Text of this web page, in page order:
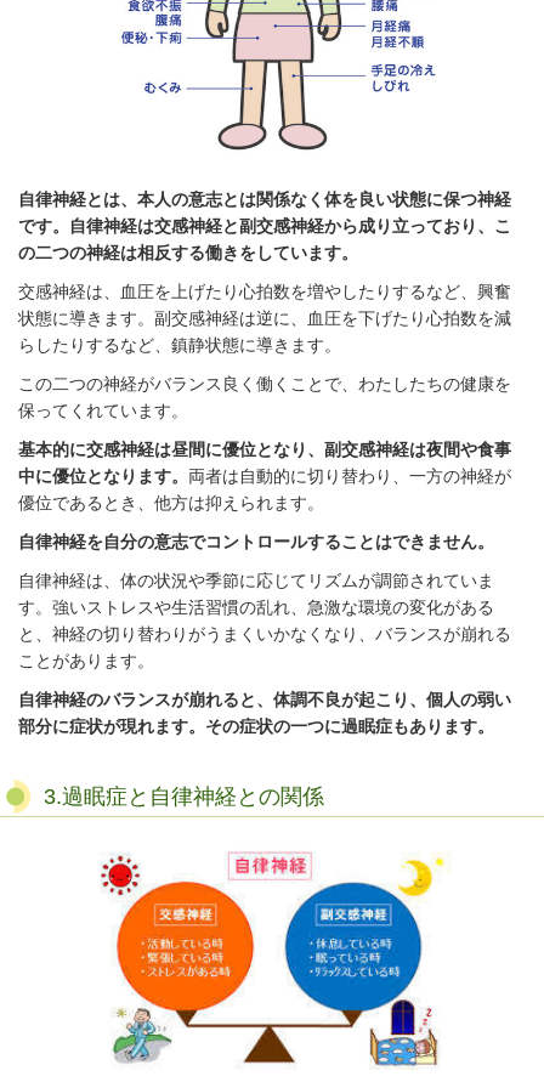
自律神経とは、本人の意志とは関係なく体を良い状態に保つ神経
です。自律神経は交感神経と副交感神経から成り立っており、こ
の二つの神経は相反する働きをしています。
交感神経は、血圧を上げたり心拍数を増やしたりするなど、興奮
状態に導きます。副交感神経は逆に、血圧を下げたり心拍数を減
らしたりするなど、鎮静状態に導きます。
この二つの神経がバランス良く働くことで、わたしたちの健康を
保ってくれています。
基本的に交感神経は昼間に優位となり、副交感神経は夜間や食事
中に優位となります。 両者は自動的に切り替わり、一方の神経が
優位であるとき、他方は抑えられます。
自律神経を自分の意志でコントロールすることはできません。
自律神経は、体の状況や季節に応じてリズムが調節されていま
す。強いストレスや生活習慣の乱れ、急激な環境の変化がある
と、神経の切り替わりがうまくいかなくなり、バランスが崩れる
ことがあります。
自律神経のバランスが崩れると、体調不良が起こり、個人の弱い
部分に症状が現れます。その症状の一つに過眠症もあります。
3.過眠症と自律神経との関係